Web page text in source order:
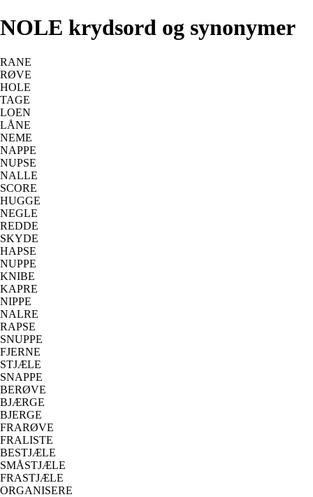
NOLE krydsord og synonymer
RANE
RØVE
HOLE
TAGE
LOEN
LÅNE
NEME
NAPPE
NUPSE
NALLE
SCORE
HUGGE
NEGLE
REDDE
SKYDE
HAPSE
NUPPE
KNIBE
KAPRE
NIPPE
NALRE
RAPSE
SNUPPE
FJERNE
STJÆLE
SNAPPE
BERØVE
BJÆRGE
BJERGE
FRARØVE
FRALISTE
BESTJÆLE
SMÅSTJÆLE
FRASTJÆLE
ORGANISERE